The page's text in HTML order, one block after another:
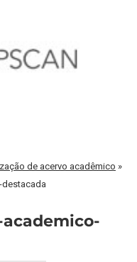
de acervo acadêmico »
destacada